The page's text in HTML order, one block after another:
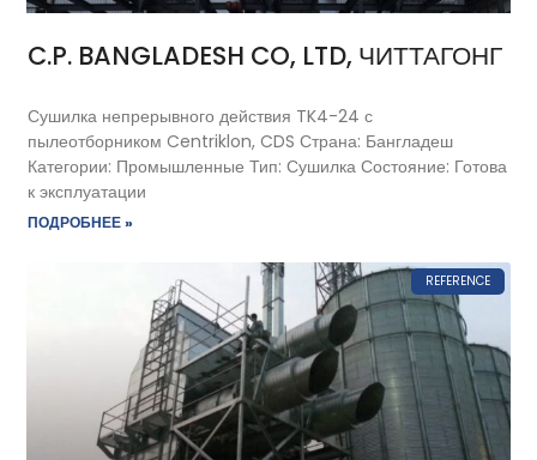
C.P. BANGLADESH CO, LTD, ЧИТТАГОНГ
Сушилка непрерывного действия TK4-24 с
пылеотборником Centriklon, CDS Страна: Бангладеш
Категории: Промышленные Тип: Сушилка Состояние: Готова
к эксплуатации
ПОДРОБНЕЕ »
REFERENCE